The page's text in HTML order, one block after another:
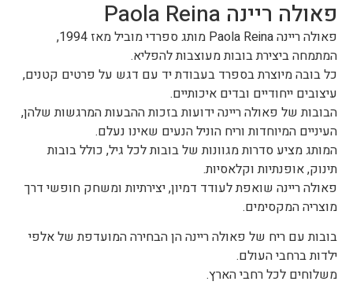
פאולה ריינה Paola Reina
פאולה ריינה Paola Reina מותג ספרדי מוביל מאז 1994,
המתמחה ביצירת בובות מעוצבות להפליא.
כל בובה מיוצרת בספרד בעבודת יד עם דגש על פרטים קטנים,
עיצובים ייחודיים ובדים איכותיים.
הבובות של פאולה ריינה ידועות בזכות ההבעות המרגשות שלהן,
העיניים המיוחדות וריח הוניל הנעים שאינו נעלם.
המותג מציע סדרות מגוונות של בובות לכל גיל, כולל בובות
תינוק, אופנתיות וקלאסיות.
פאולה ריינה שואפת לעודד דמיון, יצירתיות ומשחק חופשי דרך
מוצריה המקסימים.
בובות עם ריח של פאולה ריינה הן הבחירה המועדפת של אלפי
ילדות ברחבי העולם.
משלוחים לכל רחבי הארץ.